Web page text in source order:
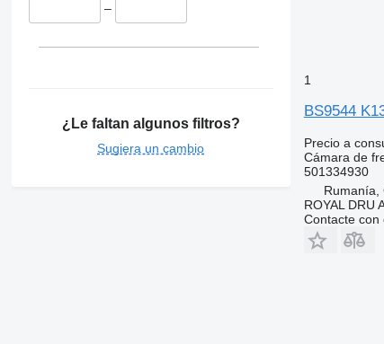
–
¿Le faltan algunos filtros?
Sugiera un cambio
1
BS9544
Precio a
Cámara de
501334930
Rumanía,
ROYAL DRU
Contacte con